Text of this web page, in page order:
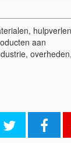
aan